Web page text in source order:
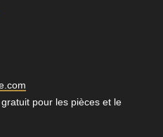
pour les pièces et le